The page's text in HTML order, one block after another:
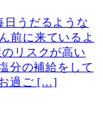
日うだるような
前に来ているよ
リスクが高い
分の補給をして
お過ご […]